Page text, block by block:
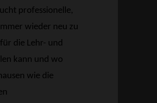
professionelle,
wieder neu zu
die Lehr- und
kann und wo
wie die